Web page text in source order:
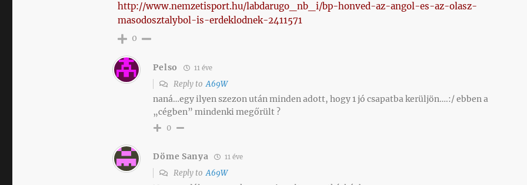
http://www.nemzetisport.hu/labdarugo_nb_i/bp-honved-az-angol-es-az-olasz-
masodosztalybol-is-erdeklodnek-2411571
0
Pelso 11 éve
Reply toA69W
naná…egy ilyen szezon után minden adott, hogy 1 jó csapatba kerüljön….:/ ebben a
„cégben” mindenki megőrült ?
0
Döme Sanya 11 éve
Reply toA69W